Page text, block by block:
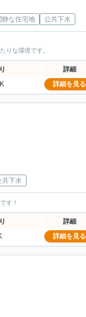
静な住宅地 公共下水
りな環境です。
詳細
詳細を見る
共下水
す！
詳細
詳細を見る